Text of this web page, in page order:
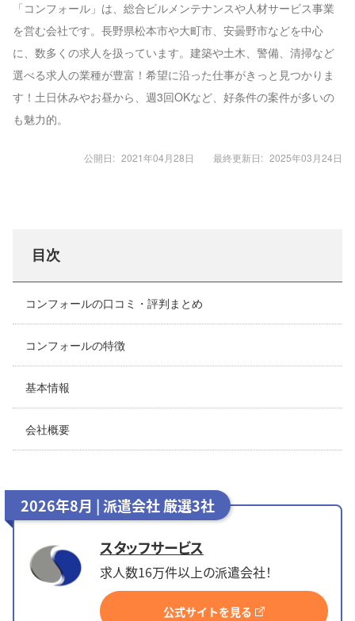
「コンフォール」は、総合ビルメンテナンスや人材サービス事業
を営む会社です。長野県松本市や大町市、安曇野市などを中心
に、数多くの求人を扱っています。建築や土木、警備、清掃など
選べる求人の業種が豊富！希望に沿った仕事がきっと見つかりま
す！土日休みやお昼から、週3回OKなど、好条件の案件が多いの
も魅力的。
公開日: 2021年04月28日 最終更新日: 2025年03月24日
目次
コンフォールの口コミ・評判まとめ
コンフォールの特徴
基本情報
会社概要
2026年8月 | 派遣会社 厳選3社
スタッフサービス
求人数16万件以上の派遣会社！
公式サイトを見る